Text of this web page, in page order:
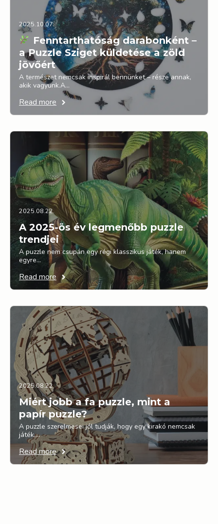
Fenntarthatóság darabonként –
a Puzzle Sziget küldetése a zöld
jövőért
2025.10.07.
A természet nemcsak inspirál bennünket – része annak,
akik vagyunk.A…
Read more
A 2025-ös év legmenőbb puzzle
trendjei
2025.08.22.
A puzzle nem csupán egy régi klasszikus játék, hanem
egyre…
Read more
Miért jobb a fa puzzle, mint a
papír puzzle?
2025.08.22.
A puzzle szerelmesei jól tudják, hogy egy kirakó nemcsak
játék,…
Read more